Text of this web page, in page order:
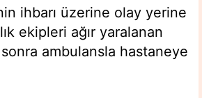
ihbarı üzerine olay yerine
ekipleri ağır yaralanan
ambulansla hastaneye